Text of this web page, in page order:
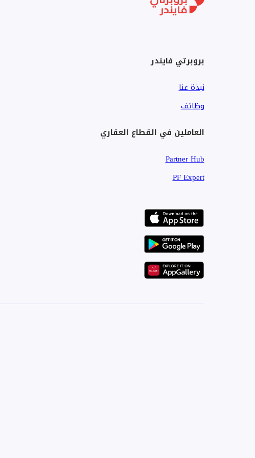
بروبرتي فايندر
نبذة عنا
وظائف
العاملين في القطاع العقاري
Partner Hub
PF Expert